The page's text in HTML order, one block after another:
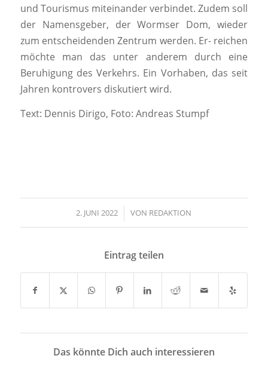
und Tourismus miteinander verbindet. Zudem soll
der Namensgeber, der Wormser Dom, wieder
zum entscheidenden Zentrum werden. Er- reichen
möchte man das unter anderem durch eine
Beruhigung des Verkehrs. Ein Vorhaben, das seit
Jahren kontrovers diskutiert wird.
Text: Dennis Dirigo, Foto: Andreas Stumpf
2. JUNI 2022
/ VON REDAKTION
Eintrag teilen
Das könnte Dich auch interessieren